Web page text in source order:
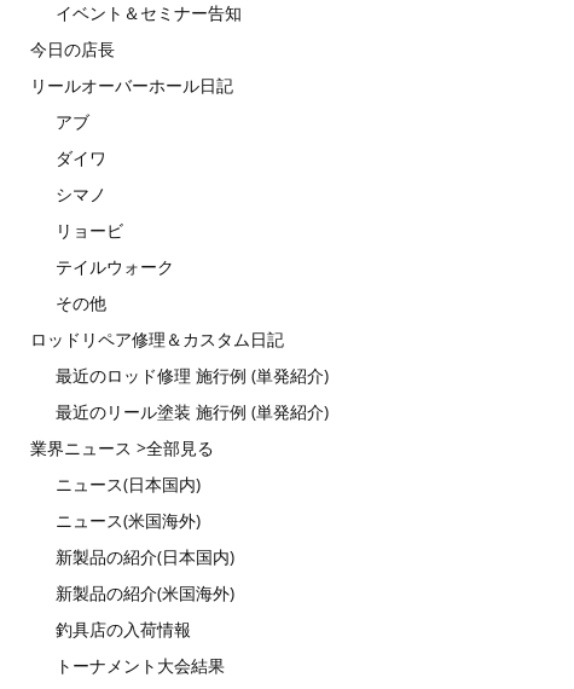
イベント＆セミナー告知
今日の店長
リールオーバーホール日記
アブ
ダイワ
シマノ
リョービ
テイルウォーク
その他
ロッドリペア修理＆カスタム日記
最近のロッド修理 施行例 (単発紹介)
最近のリール塗装 施行例 (単発紹介)
業界ニュース >全部見る
ニュース(日本国内)
ニュース(米国海外)
新製品の紹介(日本国内)
新製品の紹介(米国海外)
釣具店の入荷情報
トーナメント大会結果